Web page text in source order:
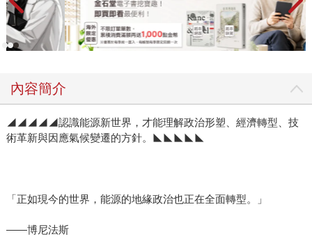
內容簡介
◢◢◢◢◢認識能源新世界，才能理解政治形塑、經濟轉型、技
術革新與因應氣候變遷的方針。◣◣◣◣◣
「正如現今的世界，能源的地緣政治也正在全面轉型。」
——博尼法斯